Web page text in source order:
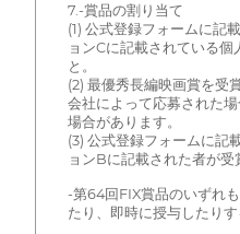
7.-賞品の割り当て
(1) 公式登録フォームに記
ョンCに記載されている個
と。
(2) 最優秀長編映画賞を受
会社によって応募された
場合があります。
(3) 公式登録フォームに記
ョンBに記載された者が受
-第64回FIX賞品のいずれ
たり、即時に授与したりす